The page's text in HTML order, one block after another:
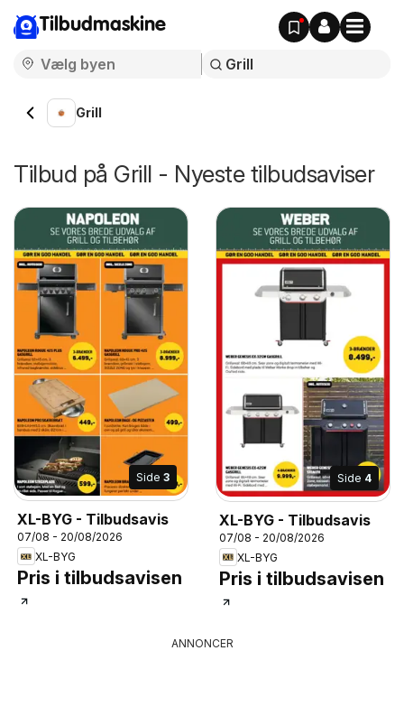
Tilbudmaskine
Grill
Tilbud på Grill - Nyeste tilbudsaviser
Side 3
XL-BYG - Tilbudsavis
07/08 - 20/08/2026
XL-BYG
Pris i tilbudsavisen
Side 4
XL-BYG - Tilbudsavis
07/08 - 20/08/2026
XL-BYG
Pris i tilbudsavisen
ANNONCER